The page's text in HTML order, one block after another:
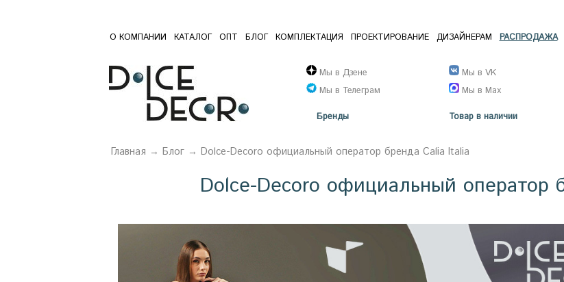
О КОМПАНИИ КАТАЛОГ ОПТ БЛОГ КОМПЛЕКТАЦИЯ ПРОЕКТИРОВАНИЕ ДИЗАЙНЕРАМ РАСПРОДАЖА
Мы в Дзене
Мы в Телеграм
Бренды
Мы в VK
Мы в Max
Товар в наличии
Главная → Блог → Dolce-Decoro официальный оператор бренда Calia Italia
Dolce-Decoro официальный оператор